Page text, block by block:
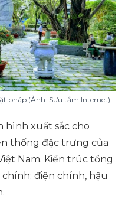
pháp (Ảnh: Sưu tầm Internet)
hình xuất sắc cho
thống đặc trưng của
Nam. Kiến trúc tổng
điện chính, hậu